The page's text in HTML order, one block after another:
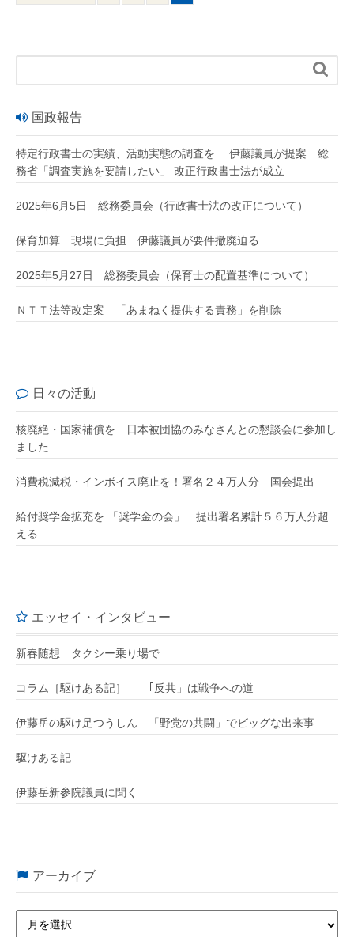

国政報告
特定行政書士の実績、活動実態の調査を 伊藤議員が提案 総
務省「調査実施を要請したい」 改正行政書士法が成立
2025年6月5日 総務委員会（行政書士法の改正について）
保育加算 現場に負担 伊藤議員が要件撤廃迫る
2025年5月27日 総務委員会（保育士の配置基準について）
ＮＴＴ法等改定案 「あまねく提供する責務」を削除
日々の活動
核廃絶・国家補償を 日本被団協のみなさんとの懇談会に参加し
ました
消費税減税・インボイス廃止を！署名２４万人分 国会提出
給付奨学金拡充を 「奨学金の会」 提出署名累計５６万人分超
える
エッセイ・インタビュー
新春随想 タクシー乗り場で
コラム［駆けある記］ ｢反共」は戦争への道
伊藤岳の駆け足つうしん 「野党の共闘」でビッグな出来事
駆けある記
伊藤岳新参院議員に聞く
アーカイブ